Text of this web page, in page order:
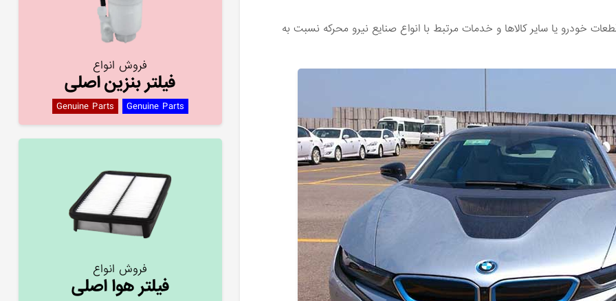
فروش انواع
فیلتر بنزین اصلی
Genuine Parts Genuine Parts
فروش انواع
فیلتر هوا اصلی
خودرو یا سایر کالاها و خدمات مرتبط با انواع صنایع نیرو محرکه نسبت به